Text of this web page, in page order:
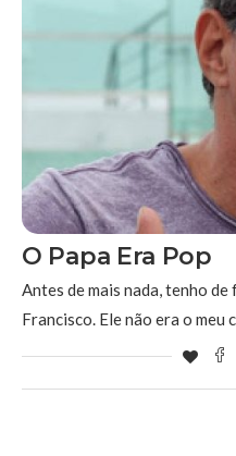
O Papa Era Pop
Antes de mais nada, tenho
Francisco. Ele não era o meu